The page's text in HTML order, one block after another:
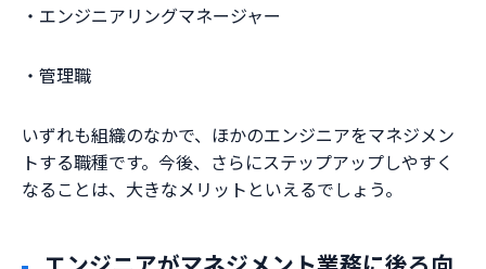
・エンジニアリングマネージャー
・管理職
いずれも組織のなかで、ほかのエンジニアをマネジメン
トする職種です。今後、さらにステップアップしやすく
なることは、大きなメリットといえるでしょう。